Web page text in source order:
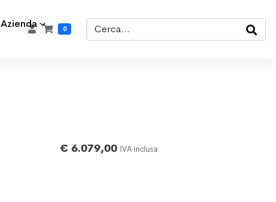
Azienda 0
€ 6.079,00 IVA inclusa